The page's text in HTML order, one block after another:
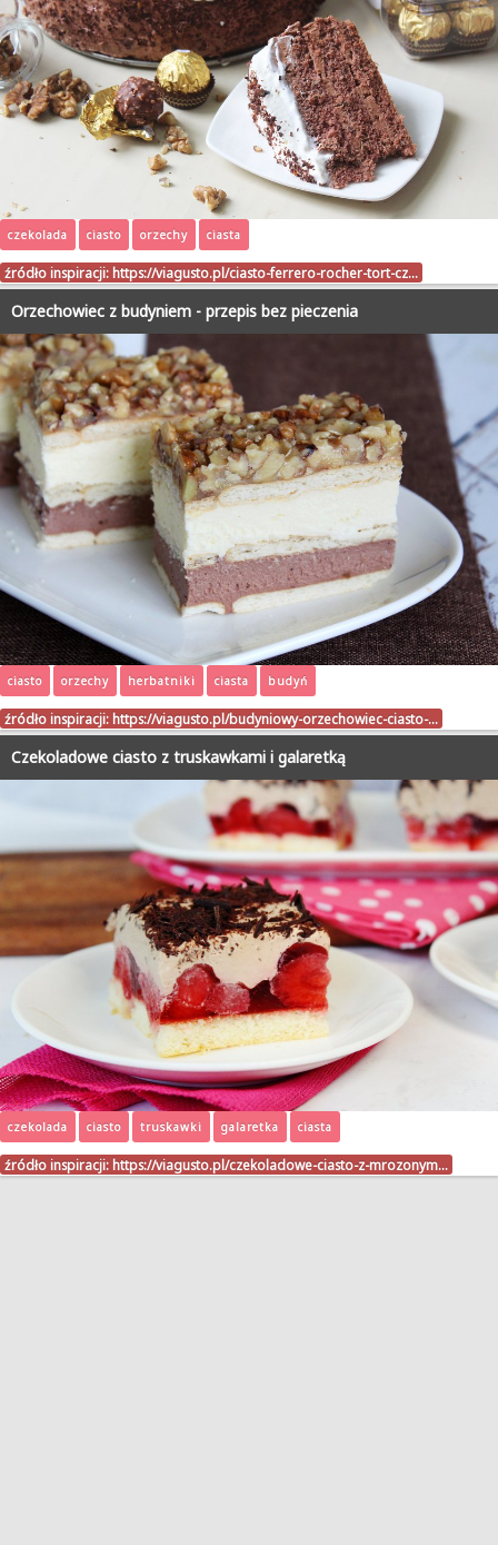
czekolada ciasto orzechy ciasta
źródło inspiracji: https://viagusto.pl/ciasto-ferrero-rocher-tort-cz…
Orzechowiec z budyniem - przepis bez pieczenia
ciasto orzechy herbatniki ciasta budyń
źródło inspiracji: https://viagusto.pl/budyniowy-orzechowiec-ciasto-…
Czekoladowe ciasto z truskawkami i galaretką
czekolada ciasto truskawki galaretka ciasta
źródło inspiracji: https://viagusto.pl/czekoladowe-ciasto-z-mrozonym…